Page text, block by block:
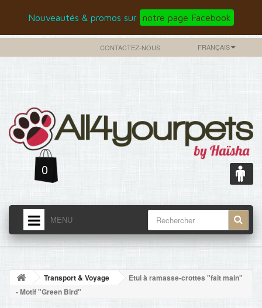
Nouveautés & promos sur notre page Facebook
FRANÇAIS
CONTACTEZ-NOUS
0
MENU
ACCUEIL
NOUVELLES
ACCUEIL
Transport & Voyage
Etui à ramasse-crottes "fait main"
- Motif "Green Bird"